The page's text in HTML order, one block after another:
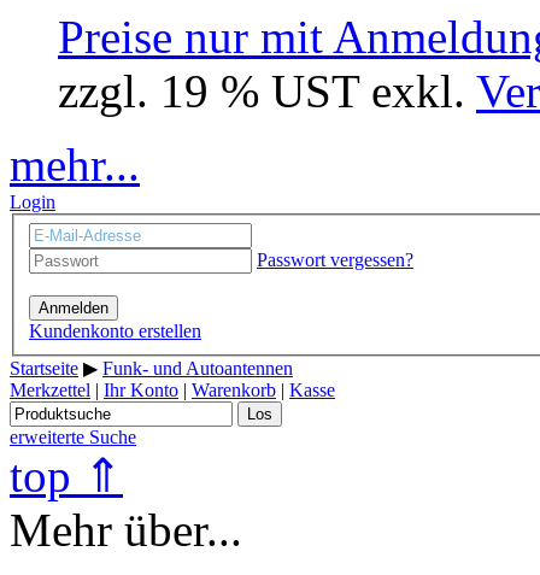
Preise nur mit
zzgl. 19 % UST exkl.
mehr...
Login
Passwort vergessen?
Anmelden
Kundenkonto erstellen
Startseite ▶ Funk- und Autoantennen
Merkzettel | Ihr Konto | Warenkorb | Kasse
Los
erweiterte Suche
top ⇑
Mehr über...